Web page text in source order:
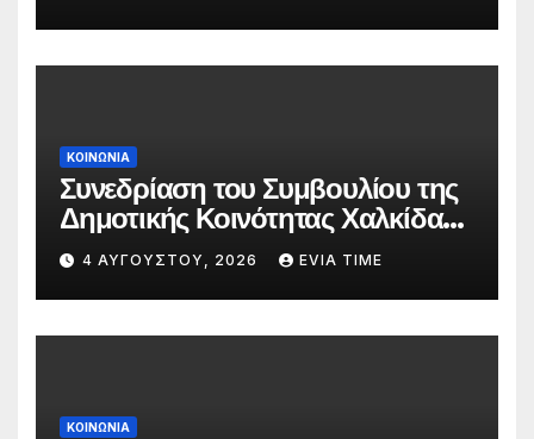
ΚΟΙΝΩΝΙΑ
Συνεδρίαση του Συμβουλίου της
Δημοτικής Κοινότητας Χαλκίδας
την 5 Αυγούστου
4 ΑΥΓΟΎΣΤΟΥ, 2026 EVIA TIME
ΚΟΙΝΩΝΙΑ